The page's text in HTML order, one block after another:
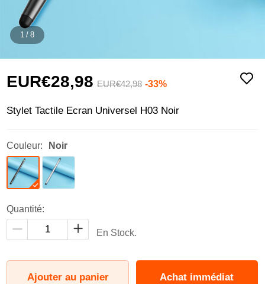
1 / 8
EUR€28,98 EUR€42,98 -33%
Stylet Tactile Ecran Universel H03 Noir
Couleur: Noir
Quantité:
En Stock.
Ajouter au panier Achat immédiat